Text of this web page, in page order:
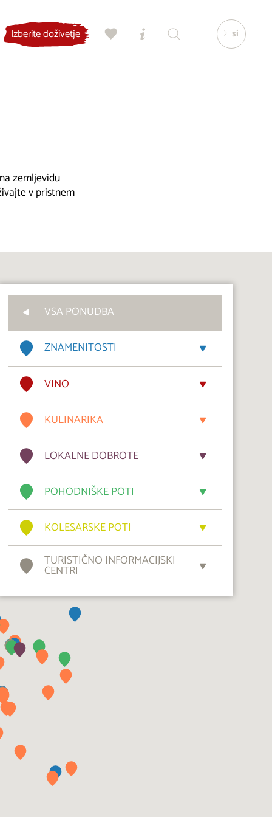
Izberite doživetje si
zemljevidu
v pristnem
VSA PONUDBA
ZNAMENITOSTI
VINO
KULINARIKA
LOKALNE DOBROTE
POHODNIŠKE POTI
KOLESARSKE POTI
TURISTIČNO INFORMACIJSKI
CENTRI